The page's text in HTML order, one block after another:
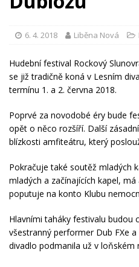
6. 4. 2018 Liběna Nová
Hudební festival Rockový
se již tradičně koná v Lesním
termínu 1. a 2. června 2018.
Poprvé za novodobé éry bude
opět o něco rozšíří. Další
blízkosti amfiteátru, který
Pokračuje také soutěž mladých
mladých a začínajících kapel,
poputuje na konto Klubu
Hlavními taháky festivalu budou
všestranný performer Dub FXe
divadlo podmanila už v loňském